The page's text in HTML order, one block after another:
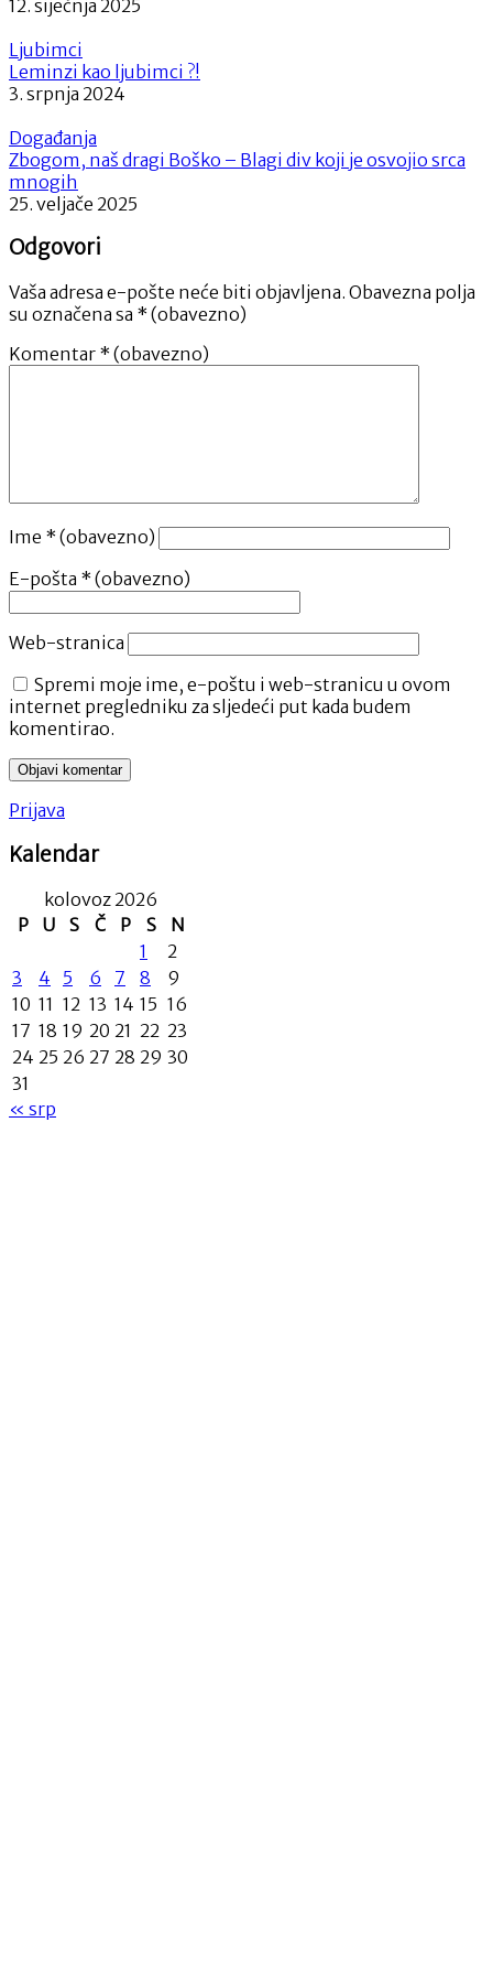
12. siječnja 2025
Ljubimci
Leminzi kao ljubimci ?!
3. srpnja 2024
Događanja
Zbogom, naš dragi Boško – Blagi div koji je osvojio srca
mnogih
25. veljače 2025
Odgovori
Vaša adresa e-pošte neće biti objavljena. Obavezna polja
su označena sa * (obavezno)
Komentar * (obavezno)
Ime * (obavezno)
E-pošta * (obavezno)
Web-stranica
Spremi moje ime, e-poštu i web-stranicu u ovom
internet pregledniku za sljedeći put kada budem
komentirao.
Prijava
Kalendar
kolovoz 2026
P
U S Č P S
N
1
2
3
4 5 6 7 8
9
10 11 12 13 14 15 16
17 18 19 20 21 22 23
24 25 26 27 28 29 30
31
« srp